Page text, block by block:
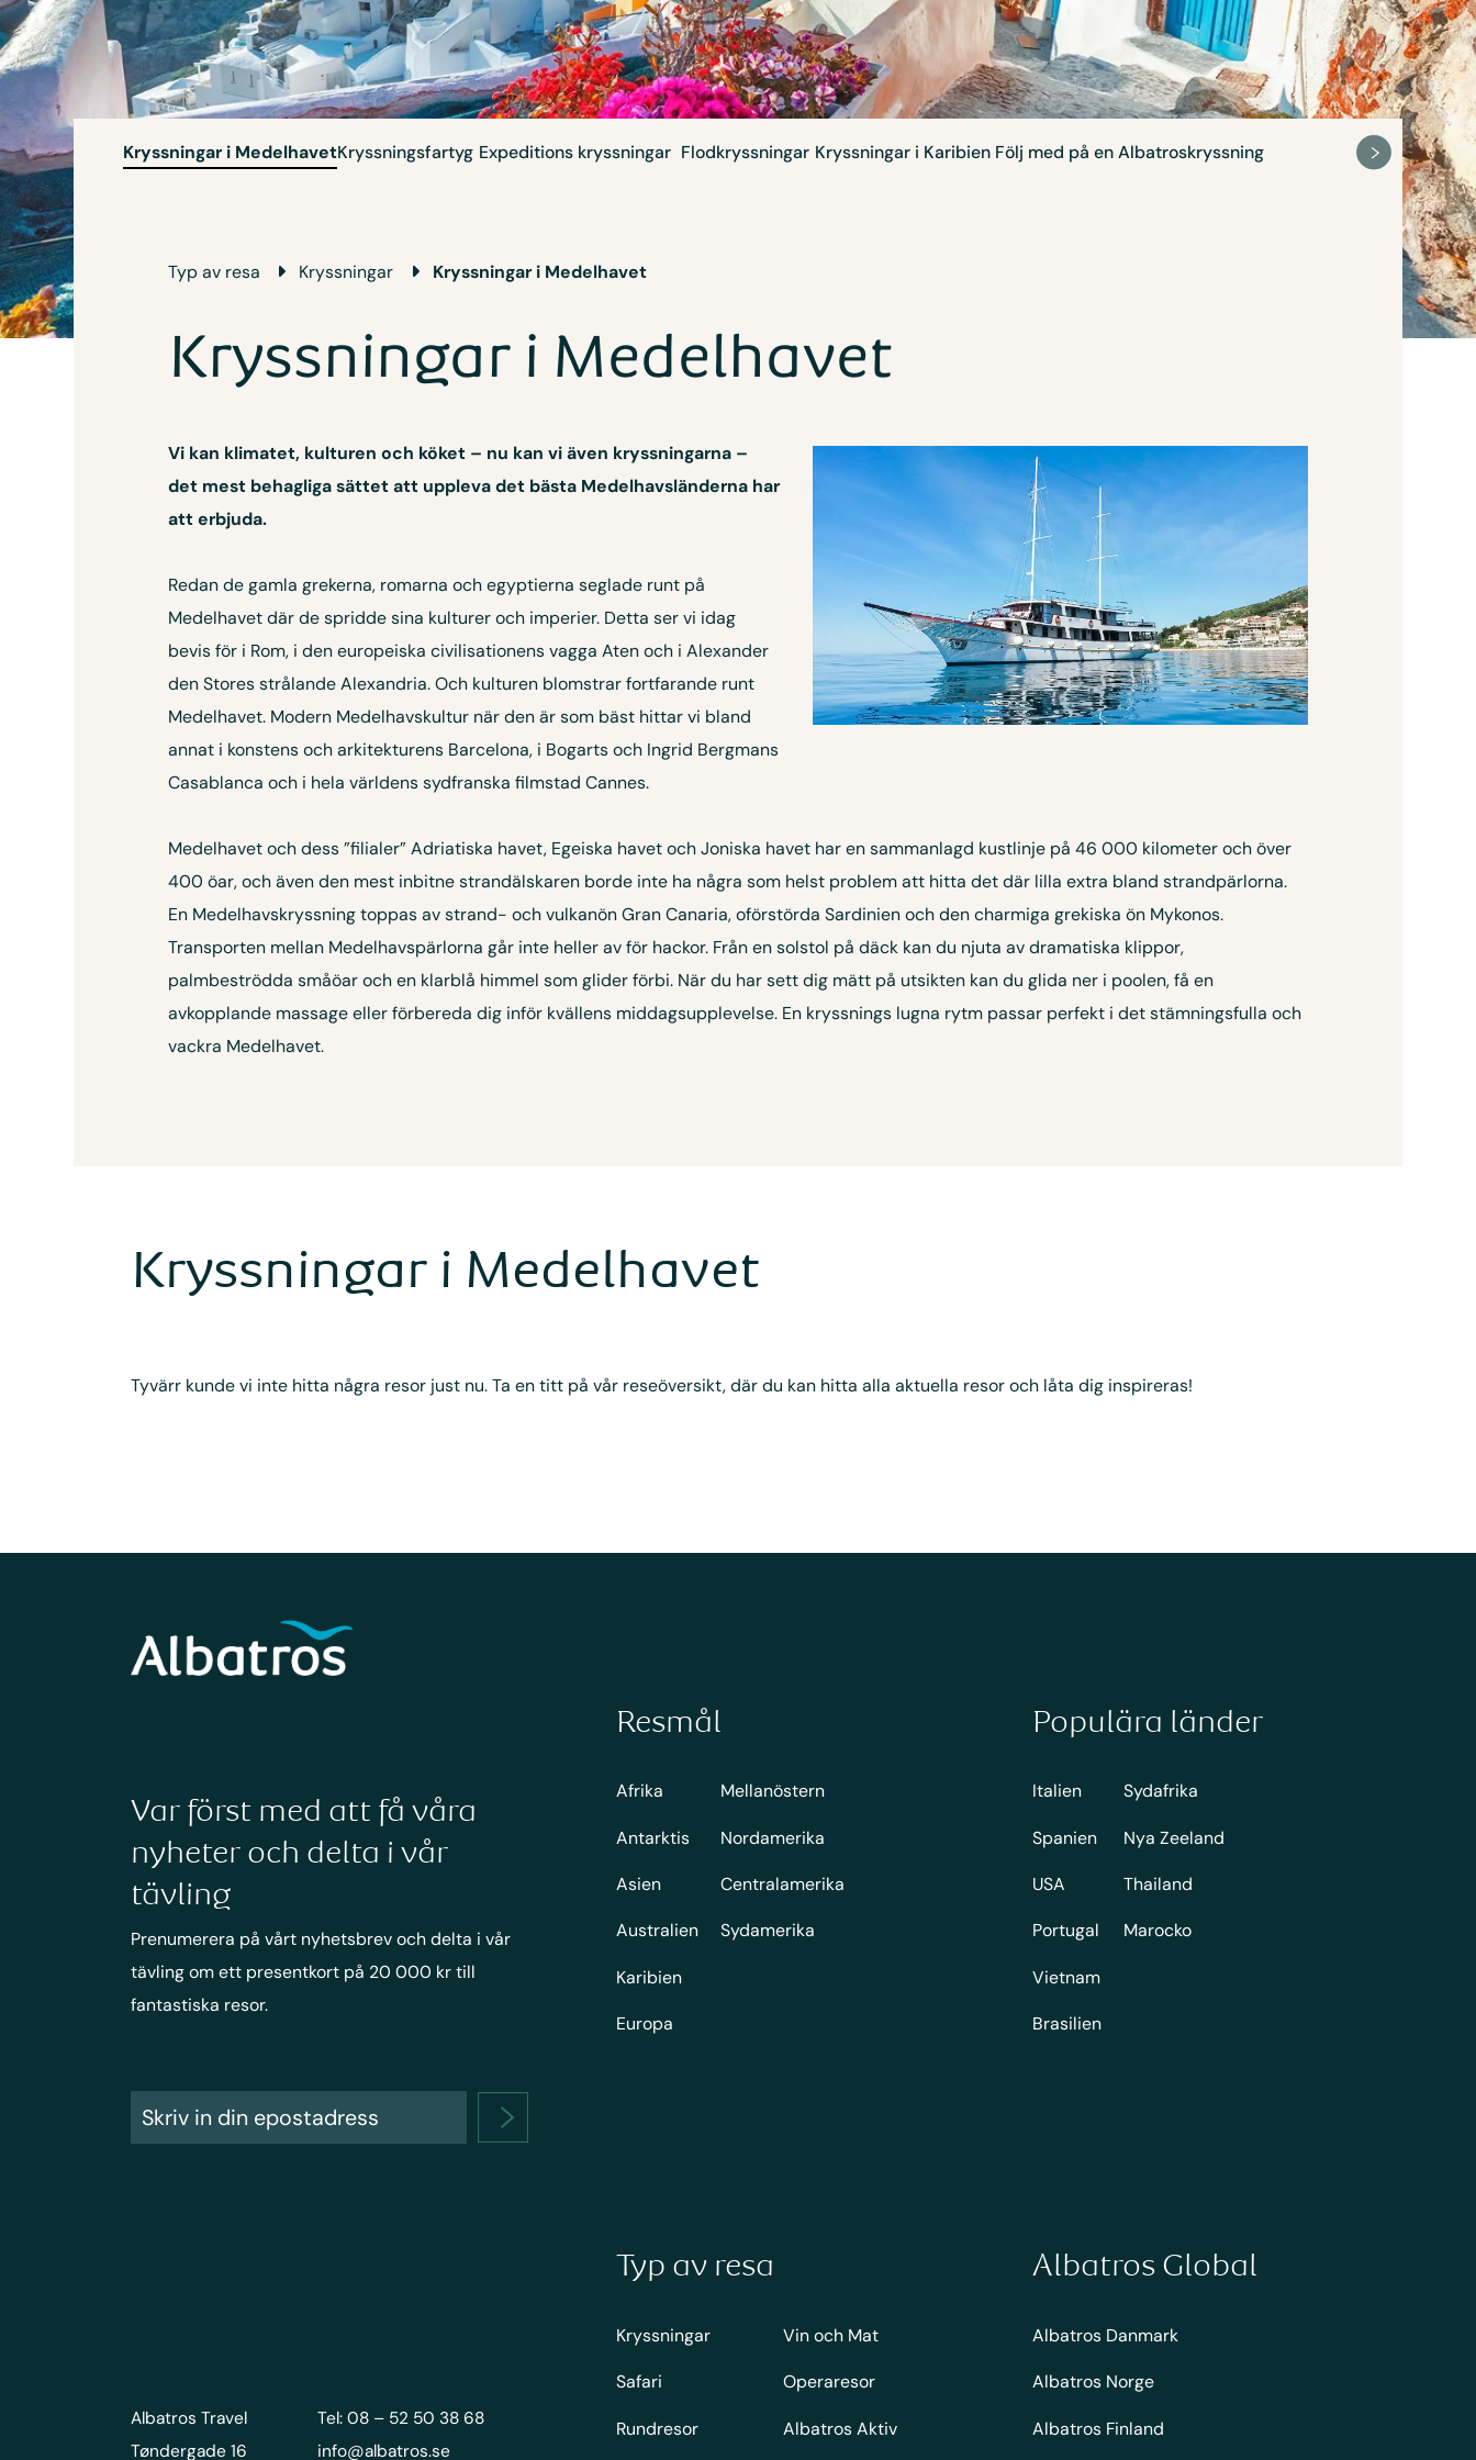
Kryssningar i MedelhavetKryssningsfartyg Expeditions kryssningar Flod­kryssningar Kryssningar i Karibien Följ med på en Albatros­kryssning
Typ av resa Kryssningar Kryssningar i Medelhavet
Kryssningar i Medelhavet
Vi kan klimatet, kulturen och köket – nu kan vi även kryssningarna –
det mest behagliga sättet att uppleva det bästa Medelhavsländerna har
att erbjuda.
Redan de gamla grekerna, romarna och egyptierna seglade runt på
Medelhavet där de spridde sina kulturer och imperier. Detta ser vi idag
bevis för i Rom, i den europeiska civilisationens vagga Aten och i Alexander
den Stores strålande Alexandria. Och kulturen blomstrar fortfarande runt
Medelhavet. Modern Medelhavskultur när den är som bäst hittar vi bland
annat i konstens och arkitekturens Barcelona, i Bogarts och Ingrid Bergmans
Casablanca och i hela världens sydfranska filmstad Cannes.
Medelhavet och dess ”filialer” Adriatiska havet, Egeiska havet och Joniska havet har en sammanlagd kustlinje på 46 000 kilometer och över
400 öar, och även den mest inbitne strandälskaren borde inte ha några som helst problem att hitta det där lilla extra bland strandpärlorna.
En Medelhavskryssning toppas av strand- och vulkanön Gran Canaria, oförstörda Sardinien och den charmiga grekiska ön Mykonos.
Transporten mellan Medelhavspärlorna går inte heller av för hackor. Från en solstol på däck kan du njuta av dramatiska klippor,
palmbeströdda småöar och en klarblå himmel som glider förbi. När du har sett dig mätt på utsikten kan du glida ner i poolen, få en
avkopplande massage eller förbereda dig inför kvällens middagsupplevelse. En kryssnings lugna rytm passar perfekt i det stämningsfulla och
vackra Medelhavet.
Kryssningar i Medelhavet
Tyvärr kunde vi inte hitta några resor just nu. Ta en titt på vår reseöversikt, där du kan hitta alla aktuella resor och låta dig inspireras!
Var först med att få våra
nyheter och delta i vår
tävling
Prenumerera på vårt nyhetsbrev och delta i vår
tävling om ett presentkort på 20 000 kr till
fantastiska resor.
Resmål
Afrika
Antarktis
Asien
Australien
Karibien
Europa
Mellanöstern
Nordamerika
Centralamerika
Sydamerika
Populära länder
Italien
Spanien
USA
Portugal
Vietnam
Brasilien
Sydafrika
Nya Zeeland
Thailand
Marocko
Albatros Travel
Tøndergade 16
Tel: 08 – 52 50 38 68
info@albatros.se
Typ av resa
Kryssningar
Safari
Rundresor
Vin och Mat
Operaresor
Albatros Aktiv
Albatros Global
Albatros Danmark
Albatros Norge
Albatros Finland